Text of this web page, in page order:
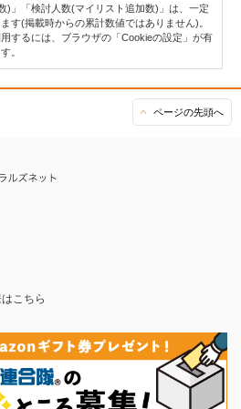
)」「検討人数(マイリスト追加数)」は、一定
す(掲載時からの累計数値ではありません)。
するには、ブラウザの「Cookieの設定」が有
。
ページの先頭へ
こちら